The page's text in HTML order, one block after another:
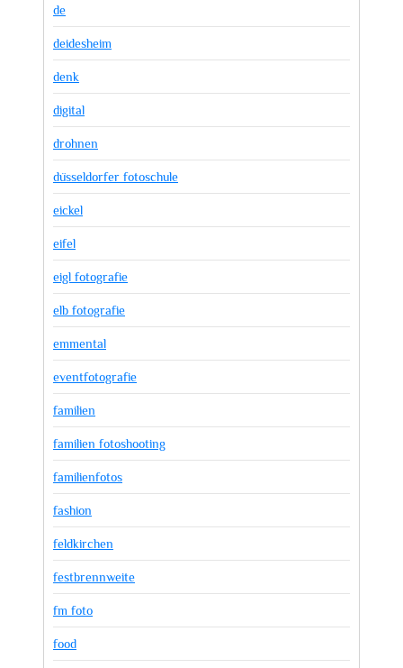
de
deidesheim
denk
digital
drohnen
düsseldorfer fotoschule
eickel
eifel
eigl fotografie
elb fotografie
emmental
eventfotografie
familien
familien fotoshooting
familienfotos
fashion
feldkirchen
festbrennweite
fm foto
food